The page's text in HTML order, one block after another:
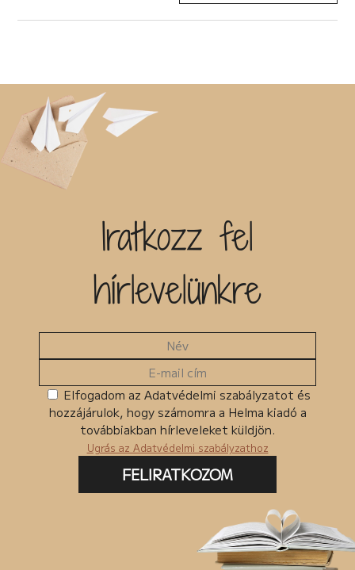
Sorozat
Címke
Új címke hozzáadása
MKMT könyv
Ingyenes termékek
Csomagban szerepel
Iratkozz fel
hírlevelünkre
Elfogadom az Adatvédelmi szabályzatot és
hozzájárulok, hogy számomra a Helma kiadó a
továbbiakban hírleveleket küldjön.
Ugrás az Adatvédelmi szabályzathoz
FELIRATKOZOM